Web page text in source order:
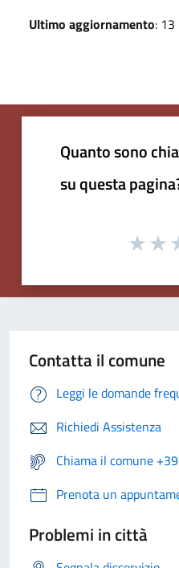
Ultimo aggiornamento:
Quanto sono
su questa
Contatta il comune
Leggi le domande
Richiedi Assistenza
Chiama il comune
Prenota un
Problemi in città